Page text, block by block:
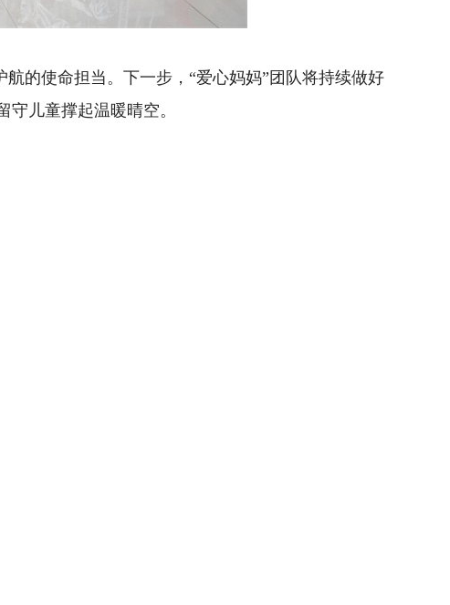
的使命担当。下一步，“爱心妈妈”团队将持续做好
儿童撑起温暖晴空。